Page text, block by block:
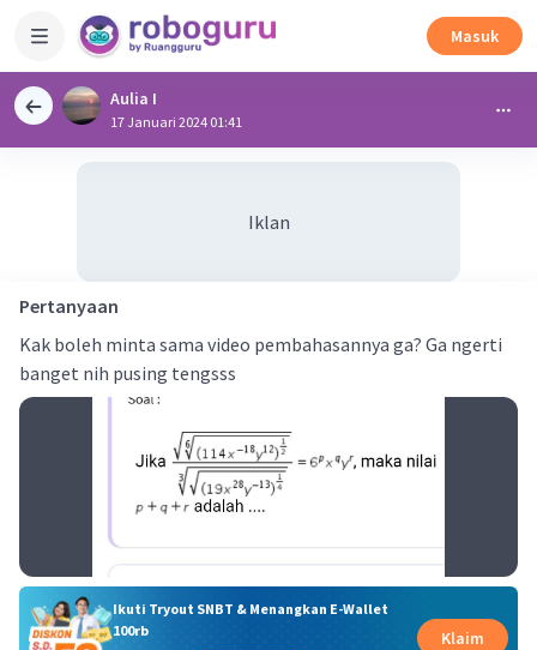
Masuk
Aulia I
17 Januari 2024 01:41
Iklan
Pertanyaan
Kak boleh minta sama video pembahasannya ga? Ga ngerti
banget nih pusing tengsss
Ikuti Tryout SNBT & Menangkan E-Wallet
100rb
Klaim